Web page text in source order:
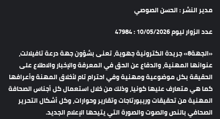
مدير النشر : الحسن الصوصي
عدد الزوار ليوم 10/05/2026 : 47984
«الجهة8» جريدة الكترونية جهوية، تعنى بشؤون جهة درعة تافيلالت،
عنوانها المهنية، والدفاع عن الحق في المعرفة والإخبار والاطلاع على
الحقيقة بكل موضوعية ومهنية وفي احترام تام لأخلاق المهنة وأعرافها
كما هي متعارف عليها كونيا، وذلك من خلال استعمال كل أجناس الصحافة
المهنية من تحقيقات وريبورتاجات وتقارير وحوارات، وكل أشكال التحرير
الصحافي بالنص والصوت والصورة التي يتيحها الإعلام الجديد.